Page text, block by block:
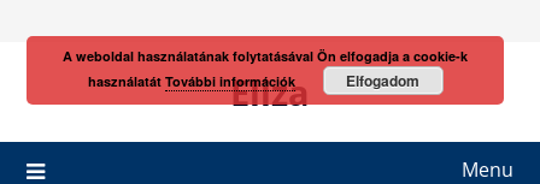
Eliza
Menu
A weboldal használatának folytatásával Ön elfogadja a cookie-k
használatát További információk Elfogadom